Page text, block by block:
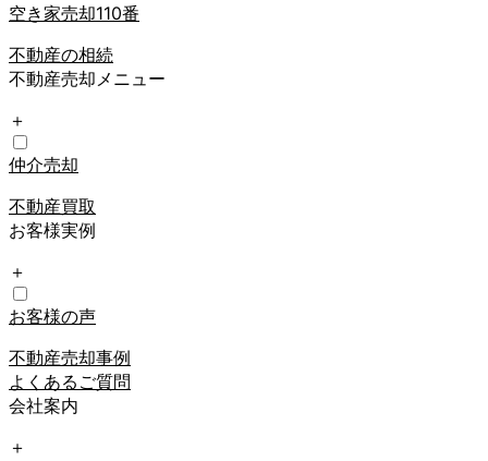
空き家売却110番
不動産の相続
不動産売却メニュー
＋
仲介売却
不動産買取
お客様実例
＋
お客様の声
不動産売却事例
よくあるご質問
会社案内
＋